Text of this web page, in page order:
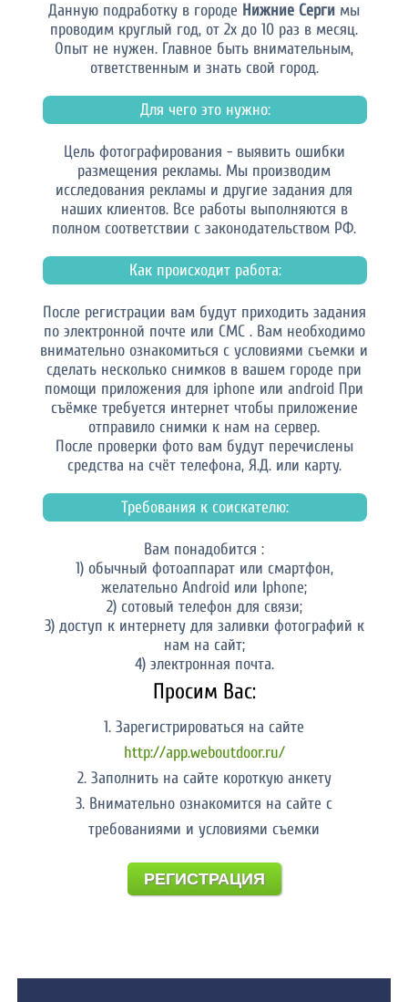
Данную подработку в городе Нижние Серги мы
проводим круглый год, от 2х до 10 раз в месяц.
Опыт не нужен. Главное быть внимательным,
ответственным и знать свой город.
Для чего это нужно:
Цель фотографирования - выявить ошибки
размещения рекламы. Мы производим
исследования рекламы и другие задания для
наших клиентов. Все работы выполняются в
полном соответствии с законодательством РФ.
Как происходит работа:
После регистрации вам будут приходить задания
по электронной почте или СМС . Вам необходимо
внимательно ознакомиться с условиями съемки и
сделать несколько снимков в вашем городе при
помощи приложения для iphone или android При
съёмке требуется интернет чтобы приложение
отправило снимки к нам на сервер.
После проверки фото вам будут перечислены
средства на счёт телефона, Я.Д. или карту.
Требования к соискателю:
Вам понадобится :
1) обычный фотоаппарат или смартфон,
желательно Android или Iphone;
2) сотовый телефон для связи;
3) доступ к интернету для заливки фотографий к
нам на сайт;
4) электронная почта.
Просим Вас:
1. Зарегистрироваться на сайте
http://app.weboutdoor.ru/
2. Заполнить на сайте короткую анкету
3. Внимательно ознакомится на сайте с
требованиями и условиями съемки
РЕГИСТРАЦИЯ